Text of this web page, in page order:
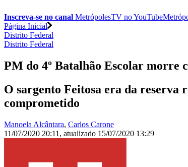
Inscreva-se no canal MetrópolesTV noYouTube
Página Inicial
Distrito Federal
Distrito Federal
PM do 4º Batalhão Escolar morre
O sargento Feitosa era da reserva
comprometido
Manoela Alcântara, Carlos Carone
11/07/2020 20:11 , atualizado 15/07/2020 13:29